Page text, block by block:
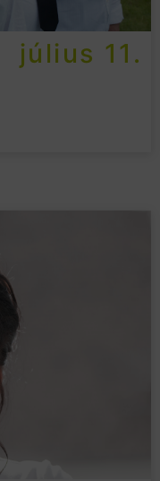
július 11.